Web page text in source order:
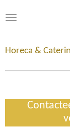
direct
de
Horeca &